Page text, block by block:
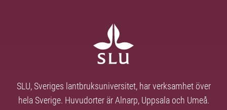
SLU, Sveriges lantbruksuniversitet, har verksamhet över
hela Sverige. Huvudorter är Alnarp, Uppsala och Umeå.